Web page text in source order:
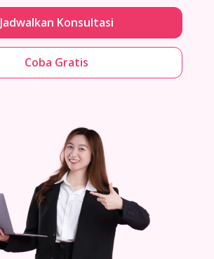
Jadwalkan Konsultasi
Coba Gratis